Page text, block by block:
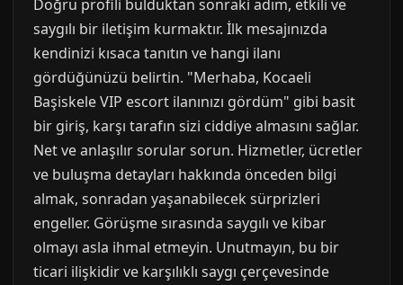
Doğru profili bulduktan sonraki adım, etkili ve
saygılı bir iletişim kurmaktır. İlk mesajınızda
kendinizi kısaca tanıtın ve hangi ilanı
gördüğünüzü belirtin. "Merhaba, Kocaeli
Başiskele VIP escort ilanınızı gördüm" gibi basit
bir giriş, karşı tarafın sizi ciddiye almasını sağlar.
Net ve anlaşılır sorular sorun. Hizmetler, ücretler
ve buluşma detayları hakkında önceden bilgi
almak, sonradan yaşanabilecek sürprizleri
engeller. Görüşme sırasında saygılı ve kibar
olmayı asla ihmal etmeyin. Unutmayın, bu bir
ticari ilişkidir ve karşılıklı saygı çerçevesinde